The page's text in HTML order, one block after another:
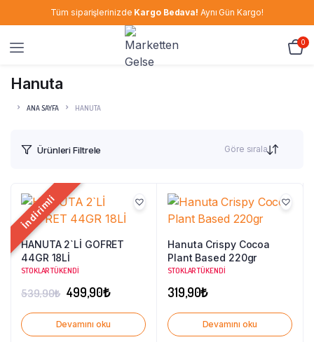
Tüm siparişlerinizde Kargo Bedava! Aynı Gün Kargo!
0
Hanuta
ANA SAYFA HANUTA
Ürünleri Filtrele Göre sırala
HANUTA 2`Lİ GOFRET
44GR 18Lİ
STOKLAR TÜKENDI
539,90₺ Orijinal
fiyat:
539,90₺.
499,90₺Şu
andaki
fiyat:
Devamını oku
İndirimli
Hanuta Crispy Cocoa
Plant Based 220gr
STOKLAR TÜKENDI
319,90₺
Devamını oku